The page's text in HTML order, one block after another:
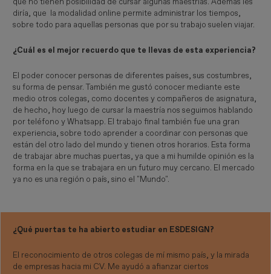
diría, que la modalidad online permite administrar los tiempos,
sobre todo para aquellas personas que por su trabajo suelen viajar.
¿Cuál es el mejor recuerdo que te llevas de esta experiencia?
El poder conocer personas de diferentes países, sus costumbres,
su forma de pensar. También me gustó conocer mediante este
medio otros colegas, como docentes y compañeros de asignatura,
de hecho, hoy luego de cursar la maestría nos seguimos hablando
por teléfono y Whatsapp. El trabajo final también fue una gran
experiencia, sobre todo aprender a coordinar con personas que
están del otro lado del mundo y tienen otros horarios. Esta forma
de trabajar abre muchas puertas, ya que a mi humilde opinión es la
forma en la que se trabajara en un futuro muy cercano. El mercado
ya no es una región o país, sino el "Mundo".
¿Qué puertas te ha abierto estudiar en ESDESIGN?
El reconocimiento de otros colegas de mí mismo país, y la mirada
de empresas hacia mi CV. Me ayudó a afianzar ciertos